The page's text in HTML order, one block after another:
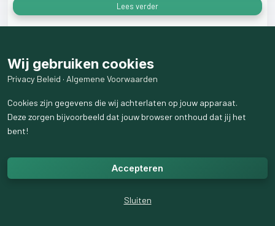
Lees verder
Wij gebruiken cookies
Privacy Beleid · Algemene Voorwaarden
Cookies zijn gegevens die wij achterlaten op jouw apparaat.
Deze zorgen bijvoorbeeld dat jouw browser onthoud dat jij het
bent!
Accepteren
Sluiten